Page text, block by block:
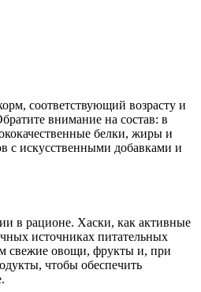
соответствующий возрасту и
внимание на состав: в
белки, жиры и
с искусственными добавками и
в рационе. Хаски, как активные
источниках питательных
свежие овощи, фрукты и, при
чтобы обеспечить